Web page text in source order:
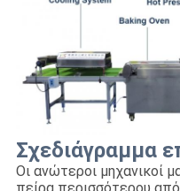
Σχεδιάγραμμα
Οι ανώτεροι μηχανικοί